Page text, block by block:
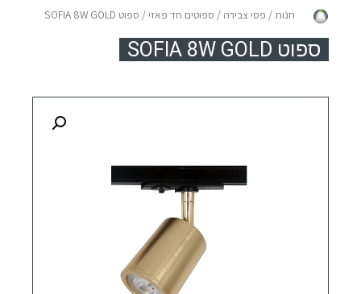
חנות / פסי צבירה / ספוטים חד פאזי/ ספוט SOFIA 8W GOLD
ספוט SOFIA 8W GOLD